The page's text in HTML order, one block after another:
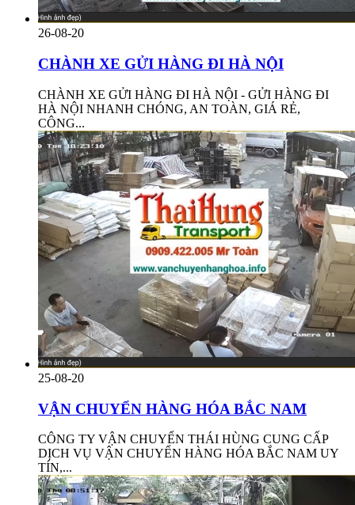
26-08-20
CHÀNH XE GỬI HÀNG ĐI HÀ NỘI
CHÀNH XE GỬI HÀNG ĐI HÀ NỘI - GỬI HÀNG ĐI
HÀ NỘI NHANH CHÓNG, AN TOÀN, GIÁ RẺ,
CÔNG...
25-08-20
VẬN CHUYỂN HÀNG HÓA BẮC NAM
CÔNG TY VẬN CHUYỂN THÁI HÙNG CUNG CẤP
DỊCH VỤ VẬN CHUYỂN HÀNG HÓA BẮC NAM UY
TÍN,...